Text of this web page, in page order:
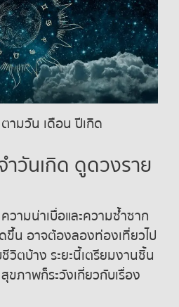
ามวัน เดือน ปีเกิด
วันเกิด ดูดวงราย
วามน่าเบื่อและความซ้ำซาก
ขึ้น อาจต้องลองท่องเที่ยวไป
วิตบ้าง ระยะนี้เตรียมงานชิ้น
ภาพก็ระวังเกี่ยวกับเรื่อง